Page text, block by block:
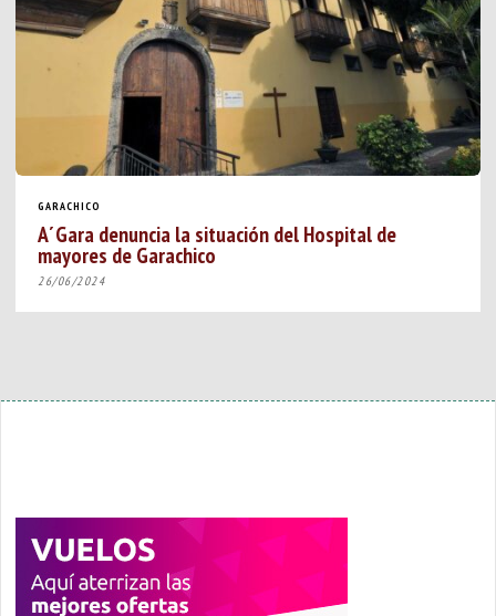
GARACHICO
A´Gara denuncia la situación del Hospital de
mayores de Garachico
26/06/2024